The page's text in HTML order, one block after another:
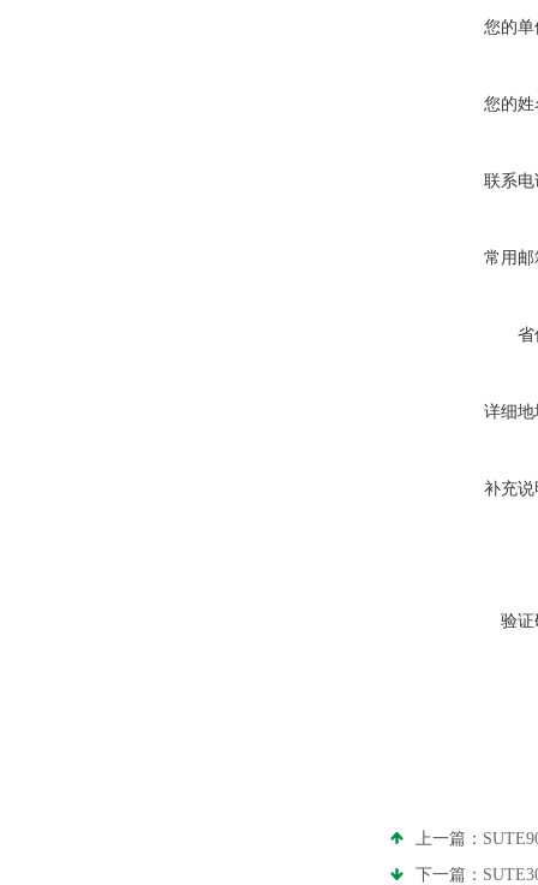
您的单
您的姓
联系电
常用邮
省
详细地
补充说
验证
上一篇：
下一篇：